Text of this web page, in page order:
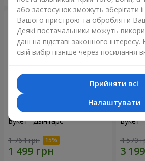
Букет "Дзінтарс"
1 764 грн
Букет
4 570
або застосунок зможуть зберігати
Вашого пристрою та обробляти
Деякі постачальники можуть
дані на підставі законного
свій вибір пізніше через посилання
Прийняти всі
Налаштувати